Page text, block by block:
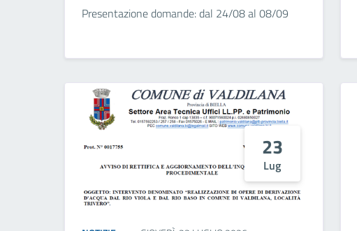
Presentazione domande: dal 24/08 al 08/09
23
Lug